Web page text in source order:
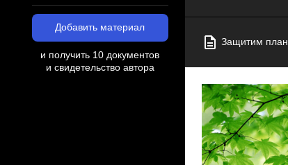
Добавить материал
и получить 10 документов
и свидетельство автора
Защитим